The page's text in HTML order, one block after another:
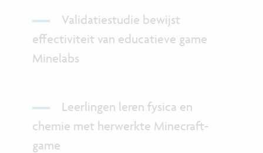
Validatiestudie bewijst
effectiviteit van educatieve game
Minelabs
Leerlingen leren fysica en
chemie met herwerkte Minecraft-
game